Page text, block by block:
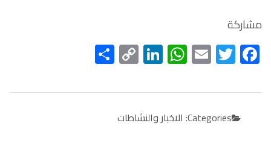
مشاركة
Facebook
Twitter
Email
WhatsApp
LinkedIn
Copy
Link
Categories: الاخبار والنشاطات